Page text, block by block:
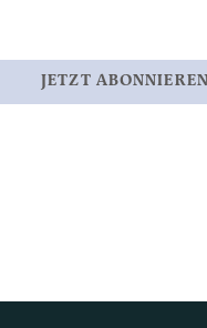
E-Mail-Adresse…
JETZT ABONNIEREN